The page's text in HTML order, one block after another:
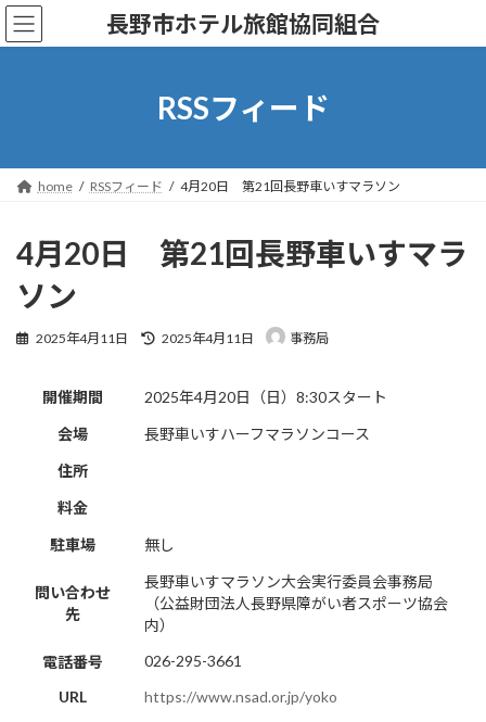
コ
ン
ナ
ビ
長野市ホテル旅館協同組合
RSSフィード
home RSSフィード 4月20日 第21回長野車いすマラソン
4月20日 第21回長野車いすマラ
ソン
2025年4月11日
最
新
時
2025年4月11日 事務局
開催期間
2025年4月20日（日）8:30スタート
会場
長野車いすハーフマラソンコース
住所
料金
駐車場
無し
問い合わせ
先
長野車いすマラソン大会実行委員会事務局
（公益財団法人長野県障がい者スポーツ協会
内）
電話番号
026-295-3661
URL
https://www.nsad.or.jp/yoko